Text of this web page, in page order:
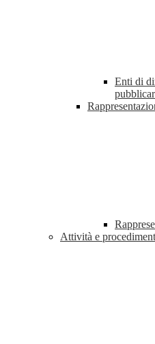
Enti di
Attività e